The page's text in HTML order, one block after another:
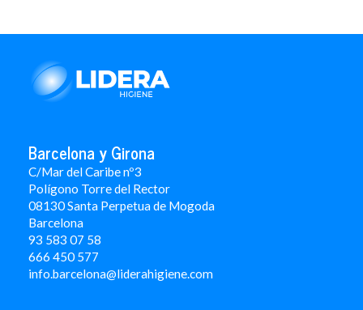
Barcelona y Girona
C/Mar del Caribe nº3
Polígono Torre del Rector
08130 Santa Perpetua de Mogoda
Barcelona
93 583 07 58
666 450 577
info.barcelona@liderahigiene.com